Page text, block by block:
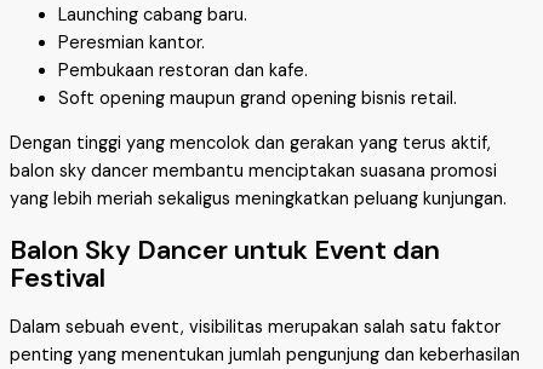
Launching cabang baru.
Peresmian kantor.
Pembukaan restoran dan kafe.
Soft opening maupun grand opening bisnis retail.
Dengan tinggi yang mencolok dan gerakan yang terus aktif,
balon sky dancer membantu menciptakan suasana promosi
yang lebih meriah sekaligus meningkatkan peluang kunjungan.
Balon Sky Dancer untuk Event dan
Festival
Dalam sebuah event, visibilitas merupakan salah satu faktor
penting yang menentukan jumlah pengunjung dan keberhasilan